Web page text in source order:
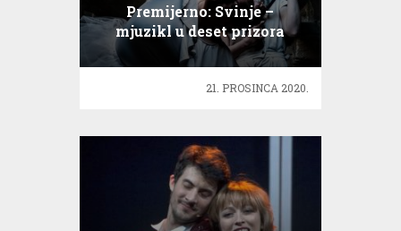
Premijerno: Svinje –
mjuzikl u deset prizora
21. PROSINCA 2020.